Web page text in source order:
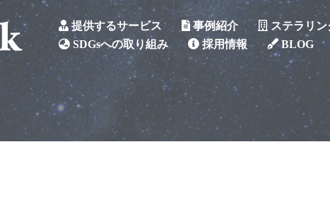
提供するサービス 事例紹介
ステラリン
SDGsへの取り組み
採用情報 BLOG